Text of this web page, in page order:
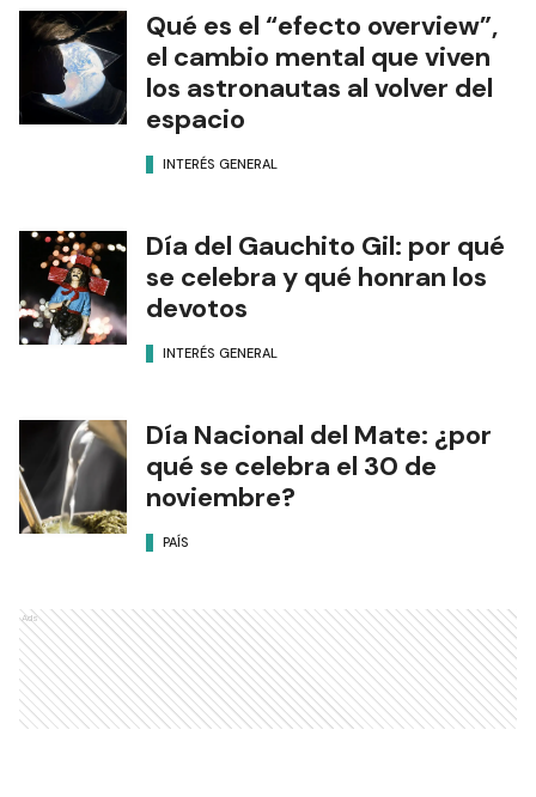
Qué es el “efecto overview”,
el cambio mental que viven
los astronautas al volver del
espacio
INTERÉS GENERAL
Día del Gauchito Gil: por qué
se celebra y qué honran los
devotos
INTERÉS GENERAL
Día Nacional del Mate: ¿por
qué se celebra el 30 de
noviembre?
PAÍS
Ads